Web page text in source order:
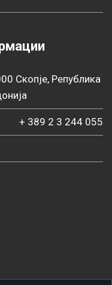
Скопје, Република
+ 389 2 3 244 055